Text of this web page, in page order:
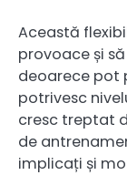
Această
provoace și
deoarece pot
potrivesc
cresc treptat
de
implicați și